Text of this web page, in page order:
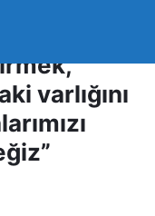
varlığını